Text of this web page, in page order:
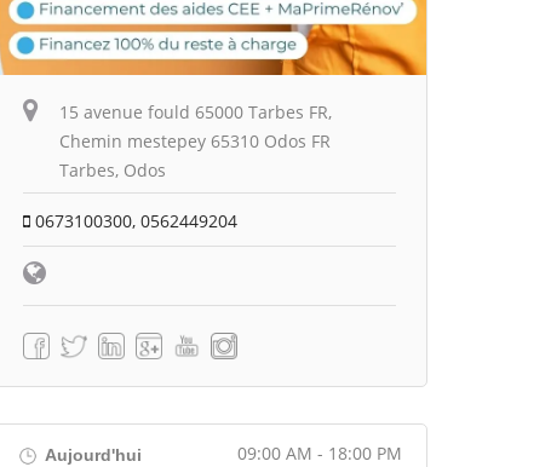
15 avenue fould 65000 Tarbes FR,
Chemin mestepey 65310 Odos FR
Tarbes, Odos
0673100300, 0562449204
Aujourd'hui 09:00 AM - 18:00 PM